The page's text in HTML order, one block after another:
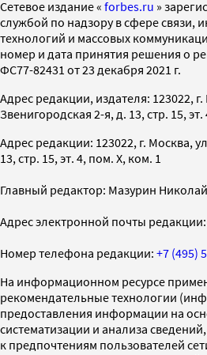
Cетевое издание « forbes.ru »
службой по надзору в сфере связи,
технологий и массовых
номер и дата принятия решения о
ФС77-82431 от 23 декабря 2021 г.
Адрес редакции, издателя: 123022,
Звенигородская 2-я, д. 13, стр. 15,
Адрес редакции: 123022, г. Москва,
13, стр. 15, эт. 4, пом. X, ком. 1
Главный редактор: Мазурин
Адрес электронной почты редакции:
Номер телефона редакции: +7 (495)
На информационном ресурсе
рекомендательные технологии
предоставления информации на
систематизации и анализа
к предпочтениям пользователей